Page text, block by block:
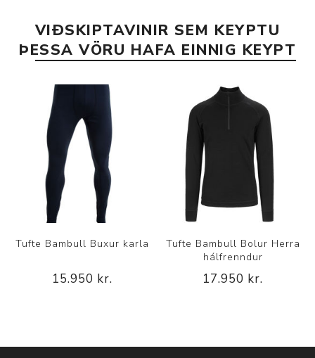
VIÐSKIPTAVINIR SEM KEYPTU
ÞESSA VÖRU HAFA EINNIG KEYPT
Tufte Bambull Buxur karla
15.950 kr.
Tufte Bambull Bolur Herra
hálfrenndur
17.950 kr.